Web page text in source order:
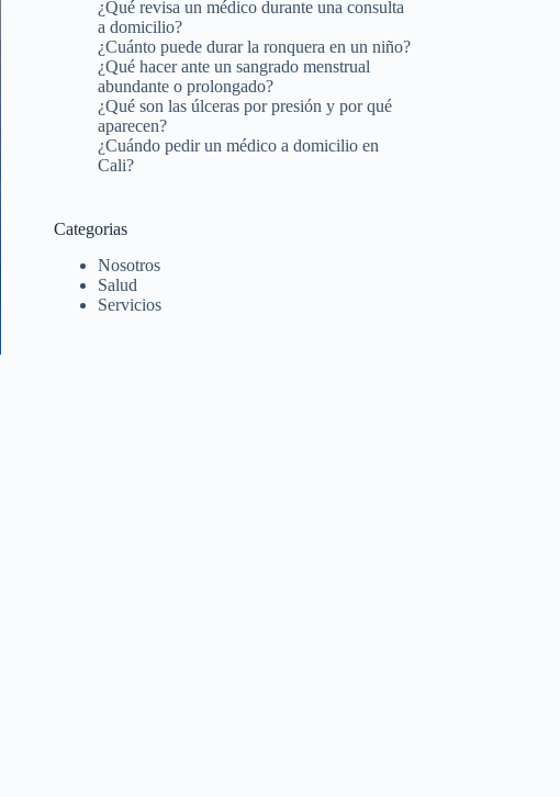
¿Qué revisa un médico durante una consulta
a domicilio?
¿Cuánto puede durar la ronquera en un niño?
¿Qué hacer ante un sangrado menstrual
abundante o prolongado?
¿Qué son las úlceras por presión y por qué
aparecen?
¿Cuándo pedir un médico a domicilio en
Cali?
Categorias
Nosotros
Salud
Servicios